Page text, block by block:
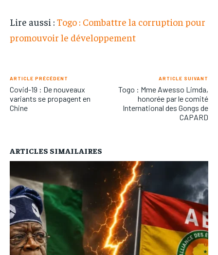
Lire aussi : Togo : Combattre la corruption pour
promouvoir le développement
ARTICLE PRÉCÉDENT
Covid-19 : De nouveaux
variants se propagent en
Chine
ARTICLE SUIVANT
Togo : Mme Awesso Limda,
honorée par le comité
International des Gongs de
CAPARD
ARTICLES SIMAILAIRES